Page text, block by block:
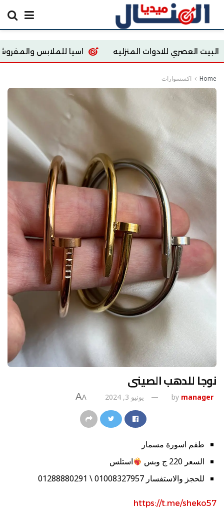
المنزليه اسيا للملابس والمفروشات
Home اكسسوارات
نوجا للدهب الصينى
by manager يونيو 3, 2024 A
A
طقم اسورة مسمار
السعر 220 ج وبس
استلس
للحجز والاستفسار 01008327957 \ 01288880291
https://t.me/sheko57